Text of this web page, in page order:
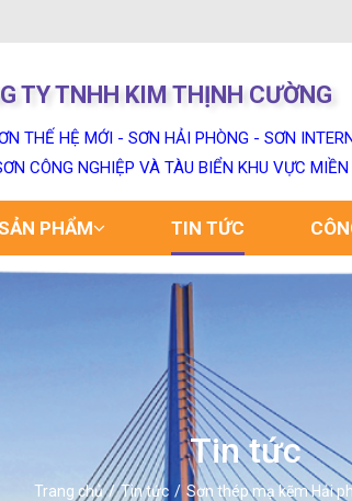
TY TNHH KIM THỊNH CƯỜNG
THẾ HỆ MỚI - SƠN HẢI PHÒNG - SƠN
CÔNG NGHIỆP VÀ TÀU BIỂN KHU VỰC MIỀN
PHẨM TIN TỨC
Tin tức
Trang chủ Tin tức Sơn thép mạ kẽm Hải